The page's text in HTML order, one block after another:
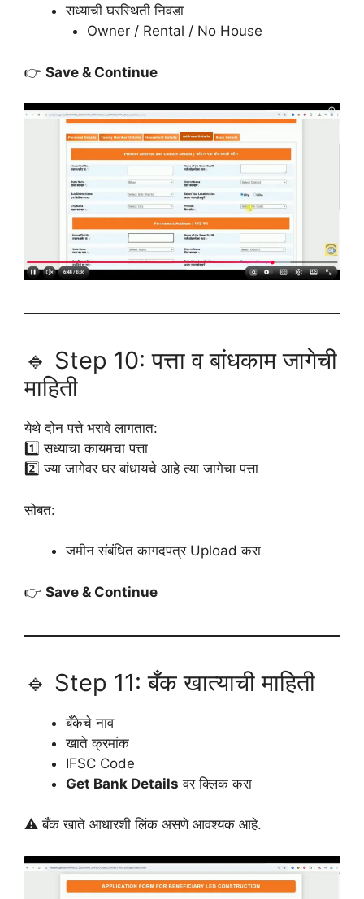
सध्याची घरस्थिती निवडा
Owner / Rental / No House
👉 Save & Continue
🔹 Step 10: पत्ता व बांधकाम जागेची
माहिती
येथे दोन पत्ते भरावे लागतात:
1️⃣ सध्याचा कायमचा पत्ता
2️⃣ ज्या जागेवर घर बांधायचे आहे त्या जागेचा पत्ता
सोबत:
जमीन संबंधित कागदपत्र Upload करा
👉 Save & Continue
🔹 Step 11: बँक खात्याची माहिती
बँकेचे नाव
खाते क्रमांक
IFSC Code
Get Bank Details वर क्लिक करा
⚠️ बँक खाते आधारशी लिंक असणे आवश्यक आहे.